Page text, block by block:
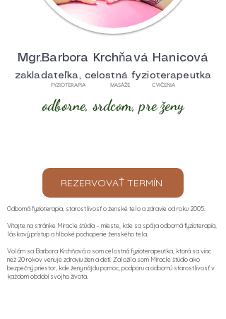
Mgr.Barbora Krchňavá Hanicová
zakladateľka, celostná fyzioterapeutka
FYZIOTERAPIA MASÁŽE CVIČENIA
odborne, srdcom, pre ženy
REZERVOVAŤ TERMÍN
Odborná fyzioterapia, starostlivosť o ženské telo a zdravie od roku 2005.
Vitajte na stránke Miracle štúdia – mieste, kde sa spája odborná fyzioterapia,
láskavý prístup a hlboké pochopenie ženského tela.
Volám sa Barbora Krchňavá a som celostná fyzioterapeutka, ktorá sa viac
než 20 rokov venuje zdraviu žien a detí. Založila som Miracle štúdio ako
bezpečný priestor, kde ženy nájdu pomoc, podporu a odbornú starostlivosť v
každom období svojho života.​